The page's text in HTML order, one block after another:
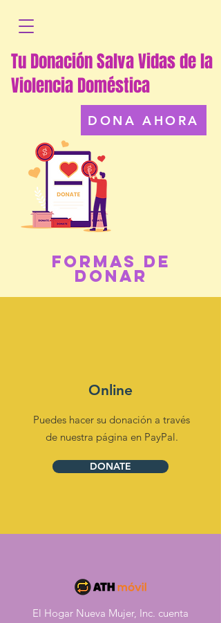
Tu Donación Salva Vidas de la
Violencia Doméstica
DONA AHORA
FORMAS DE
DONAR
Online
Puedes hacer su donación a través
de nuestra página en PayPal.
DONATE
El Hogar Nueva Mujer, Inc. cuenta